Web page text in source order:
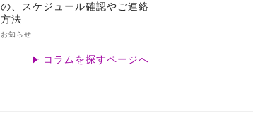
の、スケジュール確認やご連絡
方法
お知らせ
コラムを探すページへ